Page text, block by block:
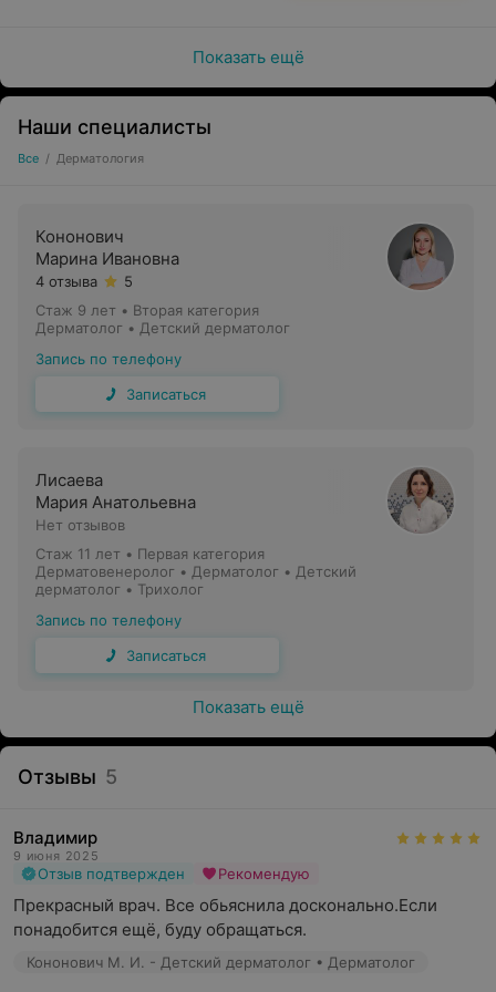
Высыпания на коже (угри)
Появление новых родинок и бородавок, быстрый
рост уже имеющихся
Сильное выпадение волос
Причиной обращения к врачу могут стать
гнойничковые образования и фурункулы, отечность
кожи, активная угревая сыпь.
Какие болезни лечит дерматолог?
возникших под действием внешних факторов или на
фоне заболеваний внутренних органов.
В некоторых случаях врач работает совместно с
терапевтом, аллергологом, онкологом и другими
узкими специалистами.
Показать ещё
Наши специалисты
Все / Дерматология
Кононович
Марина Ивановна
4 отзыва
5
Стаж 9 лет • Вторая категория
Дерматолог • Детский дерматолог
Запись по телефону
Записаться
Лисаева
Мария Анатольевна
Нет отзывов
Стаж 11 лет • Первая категория
Дерматовенеролог • Дерматолог • Детский
дерматолог • Трихолог
Запись по телефону
Записаться
Показать ещё
Отзывы 5
Владимир
9 июня 2025
Отзыв подтвержден Рекомендую
Прекрасный врач. Все обьяснила досконально.Если
понадобится ещё, буду обращаться.
Кононович М. И. - Детский дерматолог • Дерматолог